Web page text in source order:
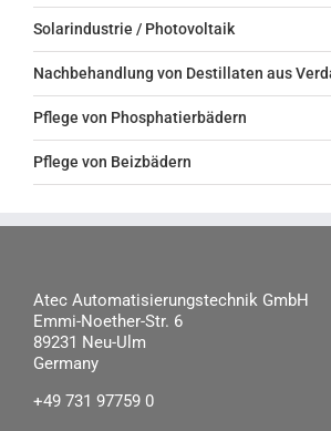
Solarindustrie / Photovoltaik
Nachbehandlung von Destillaten aus
Pflege von Phosphatierbädern
Pflege von Beizbädern
Atec Automatisierungstechnik GmbH
Emmi-Noether-Str. 6
89231 Neu-Ulm
Germany
+49 731 97759 0